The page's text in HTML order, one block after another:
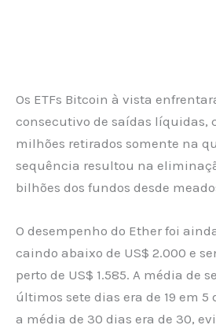
Os ETFs Bitcoin à vista
consecutivo de saídas líquidas,
milhões retirados somente na
sequência resultou na
bilhões dos fundos desde
O desempenho do Ether foi
caindo abaixo de US$ 2.000 e
perto de US$ 1.585. A média de
últimos sete dias era de 19 em
a média de 30 dias era de 30,